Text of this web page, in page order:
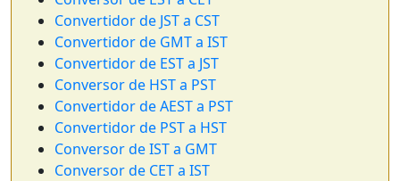
Convertidor de JST a CST
Convertidor de GMT a IST
Convertidor de EST a JST
Conversor de HST a PST
Convertidor de AEST a PST
Convertidor de PST a HST
Conversor de IST a GMT
Conversor de CET a IST